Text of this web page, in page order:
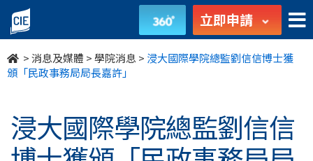
浸
大
國
學
立即申請
>消息及媒體 >學院消息 > 浸大國際學院總監劉信信博士獲
頒「民政事務局局長嘉許」
浸大國際學院總監劉信信